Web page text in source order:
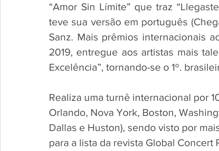
“Amor Sin Límite” que traz
teve sua versão em português
Sanz. Mais prêmios internacionais
2019, entregue aos artistas mais
Excelência”, tornando-se o 1º.
Realiza uma turnê internacional por
Orlando, Nova York, Boston,
Dallas e Huston), sendo visto por
para a lista da revista Global